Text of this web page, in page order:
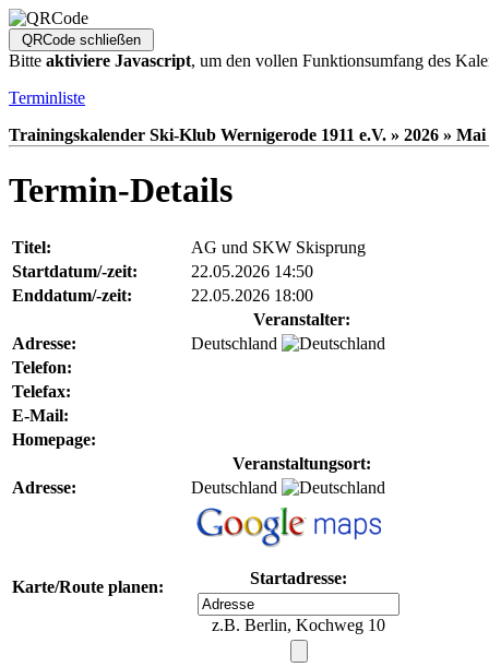
Bitte aktiviere Javascript, um den vollen Funktionsumfang des
Terminliste
Trainingskalender Ski-Klub Wernigerode 1911 e.V. » 2026 »
Termin-Details
Titel:
AG und SKW Skisprung
Startdatum/-zeit:
22.05.2026 14:50
Enddatum/-zeit:
22.05.2026 18:00
Veranstalter:
Adresse:
Deutschland
Telefon:
Telefax:
E-Mail:
Homepage:
Veranstaltungsort:
Adresse:
Deutschland
Karte/Route planen: Startadresse:
z.B. Berlin, Kochweg 10